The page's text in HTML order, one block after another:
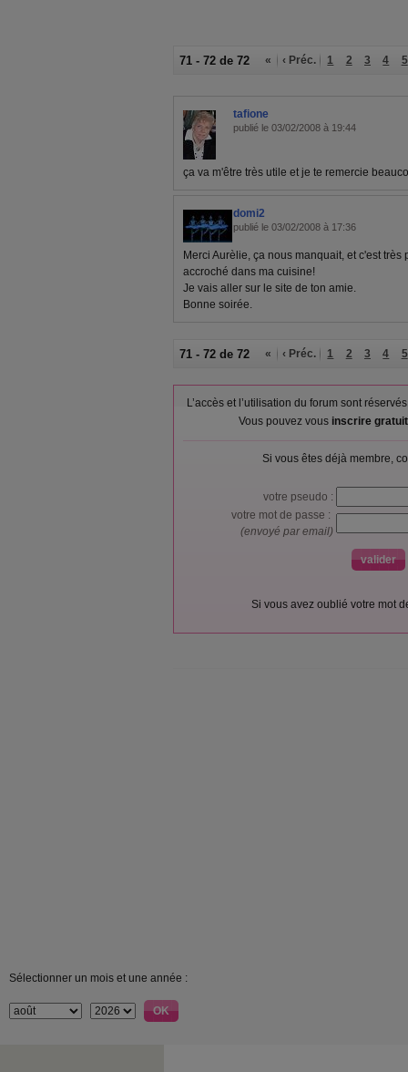
71 - 72 de 72 « ‹ Préc. 1 2 3 4 5
tafione
publié le 03/02/2008 à 19:44
ça va m'être très utile et je te remercie
domi2
publié le 03/02/2008 à 17:36
Merci Aurèlie, ça nous manquait, et c'est très
accroché dans ma cuisine!
Je vais aller sur le site de ton amie.
Bonne soirée.
71 - 72 de 72 « ‹ Préc. 1 2 3 4 5
L’accès et l’utilisation du forum sont
Vous pouvez vous inscrire
Si vous êtes déjà membre,
votre pseudo :
votre mot de passe :
(envoyé par email)
Si vous avez oublié votre mot
Sélectionner un mois et une année :